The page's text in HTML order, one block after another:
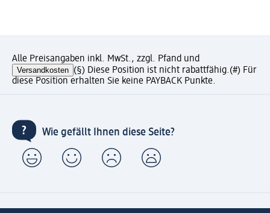
Alle Preisangaben inkl. MwSt., zzgl. Pfand und
Versandkosten (§) Diese Position ist nicht rabattfähig.(#) Für
diese Position erhalten Sie keine PAYBACK Punkte.
Wie gefällt Ihnen diese Seite?